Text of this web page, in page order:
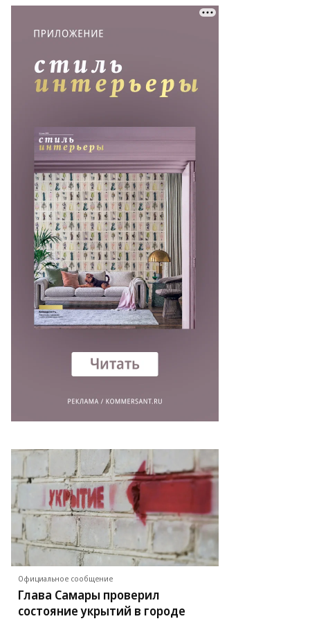
Официальное сообщение
Глава Самары проверил
состояние укрытий в городе